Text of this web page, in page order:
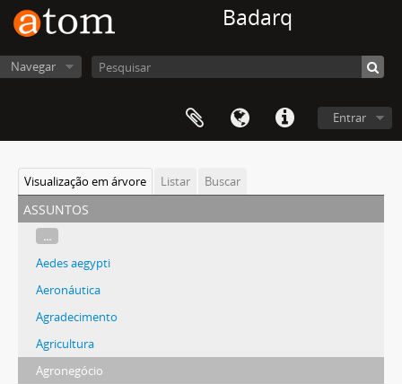
Badarq
Navegar
Entrar
Visualização em árvore Listar Buscar
assuntos
...
Aedes aegypti
Aeronáutica
Agradecimento
Agricultura
Agronegócio